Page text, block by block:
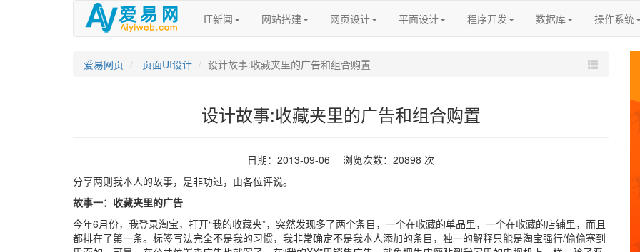
IT新闻 网站搭建 网页设计 平面设计 程序开发 数据库 操作系统
爱易网页 页面UI设计 设计故事:收藏夹里的广告和组合购置
设计故事:收藏夹里的广告和组合购置
日期：2013-09-06 浏览次数：20898 次
分享两则我本人的故事，是非功过，由各位评说。
故事一：收藏夹里的广告
今年6月份，我登录淘宝，打开“我的收藏夹”，突然发现多了两个条目，一个在收藏的单品里，一个在收藏的店铺里，而且
都排在了第一条。标签写法完全不是我的习惯，我非常确定不是我本人添加的条目，独一的解释只能是淘宝强行/偷偷塞到